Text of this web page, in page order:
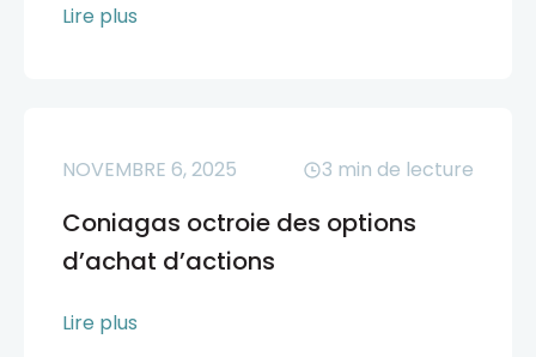
Lire plus
NOVEMBRE 6, 2025 3 min de lecture
Coniagas octroie des options
d’achat d’actions
Lire plus